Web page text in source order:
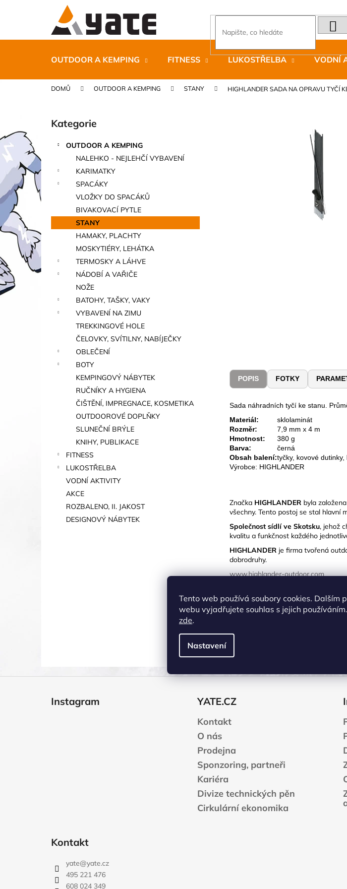
Tento web používá soubory cookies. Dalším
webu vyjadřujete souhlas s jejich
zde.
Nastavení
OUTDOOR A KEMPING FITNESS LUKOSTŘELBA VODNÍ
DOMŮ OUTDOOR A KEMPING STANY HIGHLANDER SADA NA OPRAVU TYČÍ
r
a
n
a
n
e
l
Přeskočit
kategorie
Kategorie
OUTDOOR A KEMPING
NALEHKO - NEJLEHČÍ VYBAVENÍ
KARIMATKY
SPACÁKY
VLOŽKY DO SPACÁKŮ
BIVAKOVACÍ PYTLE
STANY
HAMAKY, PLACHTY
MOSKYTIÉRY, LEHÁTKA
TERMOSKY A LÁHVE
NÁDOBÍ A VAŘIČE
NOŽE
BATOHY, TAŠKY, VAKY
VYBAVENÍ NA ZIMU
TREKKINGOVÉ HOLE
ČELOVKY, SVÍTILNY, NABÍJEČKY
OBLEČENÍ
BOTY
KEMPINGOVÝ NÁBYTEK
RUČNÍKY A HYGIENA
ČIŠTĚNÍ, IMPREGNACE, KOSMETIKA
OUTDOOROVÉ DOPLŇKY
SLUNEČNÍ BRÝLE
KNIHY, PUBLIKACE
FITNESS
LUKOSTŘELBA
VODNÍ AKTIVITY
AKCE
ROZBALENO, II. JAKOST
DESIGNOVÝ NÁBYTEK
POPIS FOTKY
Sada náhradních tyčí ke stanu.
Materiál:
sklolaminát
Rozměr:
7,9 mm x 4 m
Hmotnost:
380 g
Barva:
černá
Obsah balení:tyčky, kovové
Výrobce: HIGHLANDER
Značka HIGHLANDER byla
všechny. Tento postoj se stal hlavní
Společnost sídlí ve Skotsku, jehož
kvalitu a funkčnost každého
HIGHLANDER je firma tvořená
dobrodruhy.
www.highlander-outdoor.com
í
do
do
Co potřebujete
CARNOSPORT GEL 100 ML
899 Kč
LAKEN LÁHEV HLINÍK FUTURA
Instagram YATE.CZ
Kontakt
O nás
Prodejna
Sponzoring, partneři
Kariéra
Divize technických pěn
Cirkulární ekonomika
Kontakt
yate@yate.cz
495 221 476
608 024 349